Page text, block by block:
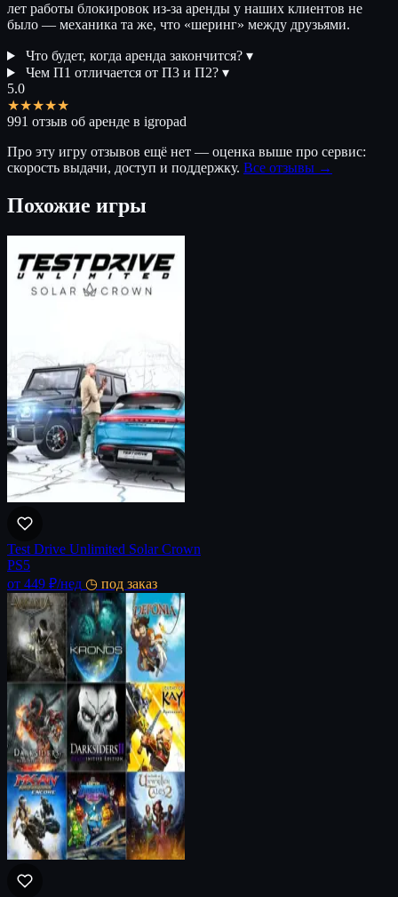
лет работы блокировок из-за аренды у наших клиентов не
было — механика та же, что «шеринг» между друзьями.
Что будет, когда аренда закончится? ▾
Чем П1 отличается от П3 и П2? ▾
5.0
★★★★★
991 отзыв об аренде в igropad
Про эту игру отзывов ещё нет — оценка выше про сервис:
скорость выдачи, доступ и поддержку. Все отзывы →
Похожие игры
Test Drive Unlimited Solar Crown
PS5
от 449 ₽/нед ◷ под заказ